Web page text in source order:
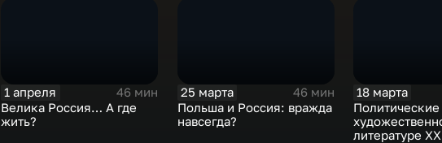
1 апреля
46 мин
Велика Россия… А где
жить?
25 марта
46 мин
Польша и Россия: вражда
навсегда?
18 марта
литературе